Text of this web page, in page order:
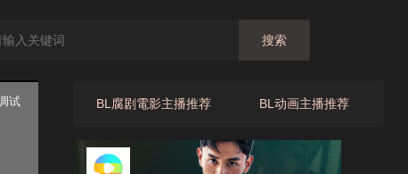
搜索
BL腐剧電影主播推荐 BL动画主播推荐